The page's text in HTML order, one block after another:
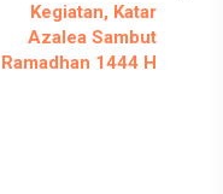
Kegiatan, Katar
Azalea Sambut
Ramadhan 1444 H